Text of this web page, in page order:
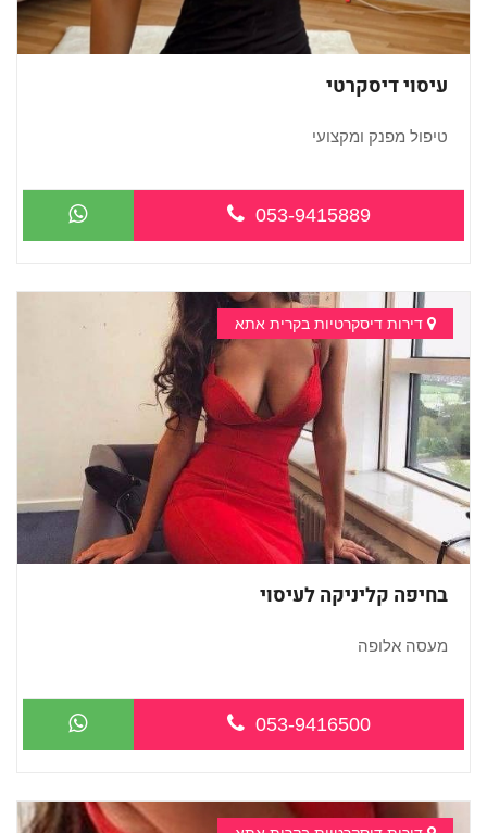
עיסוי דיסקרטי
טיפול מפנק ומקצועי
053-9415889
דירות דיסקרטיות בקרית אתא
בחיפה קליניקה לעיסוי
מעסה אלופה
053-9416500